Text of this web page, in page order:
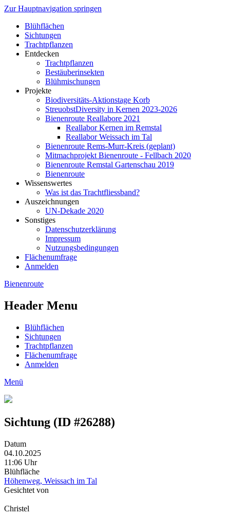
Zur Hauptnavigation springen
Blühflächen
Sichtungen
Trachtpflanzen
Entdecken
Trachtpflanzen
Bestäuberinsekten
Blühmischungen
Projekte
Biodiversitäts-Aktionstage Korb
StreuobstDiversity in Kernen 2023-2026
Bienenroute Reallabore 2021
Reallabor Kernen im Remstal
Reallabor Weissach im Tal
Bienenroute Rems-Murr-Kreis (geplant)
Mitmachprojekt Bienenroute - Fellbach 2020
Bienenroute Remstal Gartenschau 2019
Bienenroute
Wissenswertes
Was ist das Trachtfliessband?
Auszeichnungen
UN-Dekade 2020
Sonstiges
Datenschutzerklärung
Impressum
Nutzungsbedingungen
Flächenumfrage
Anmelden
Bienenroute
Header Menu
Blühflächen
Sichtungen
Trachtpflanzen
Flächenumfrage
Anmelden
Menü
Sichtung (ID #26288)
Datum
04.10.2025
11:06 Uhr
Blühfläche
Höhenweg, Weissach im Tal
Gesichtet von
Christel